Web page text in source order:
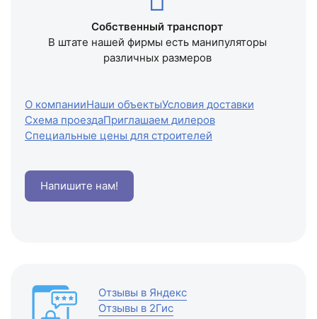
Собственный транспорт
В штате нашей фирмы есть манипуляторы
различных размеров
О компанииНаши объектыУсловия доставки
Схема проездаПриглашаем дилеров
Специальные цены для строителей
Напишите нам!
Отзывы в Яндекс
Отзывы в 2Гис